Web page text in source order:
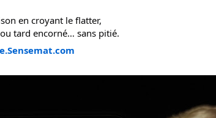
en croyant le flatter,
tard encorné… sans pitié.